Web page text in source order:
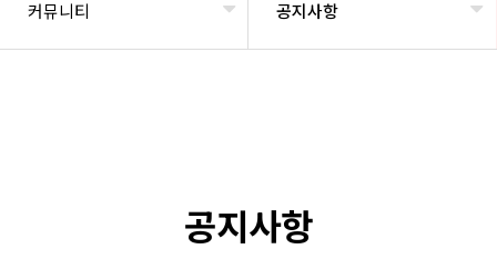
커뮤니티 공지사항
공지사항